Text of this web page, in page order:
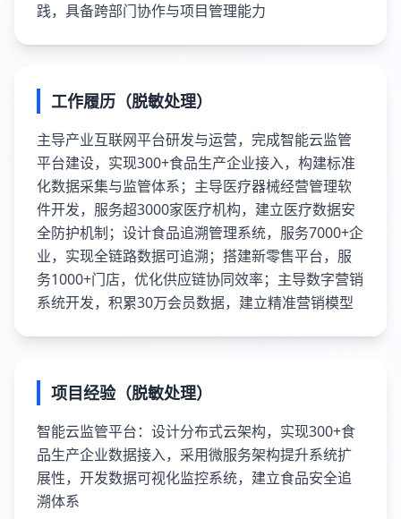
践，具备跨部门协作与项目管理能力
工作履历（脱敏处理）
主导产业互联网平台研发与运营，完成智能云监管
平台建设，实现300+食品生产企业接入，构建标准
化数据采集与监管体系；主导医疗器械经营管理软
件开发，服务超3000家医疗机构，建立医疗数据安
全防护机制；设计食品追溯管理系统，服务7000+企
业，实现全链路数据可追溯；搭建新零售平台，服
务1000+门店，优化供应链协同效率；主导数字营销
系统开发，积累30万会员数据，建立精准营销模型
项目经验（脱敏处理）
智能云监管平台：设计分布式云架构，实现300+食
品生产企业数据接入，采用微服务架构提升系统扩
展性，开发数据可视化监控系统，建立食品安全追
溯体系